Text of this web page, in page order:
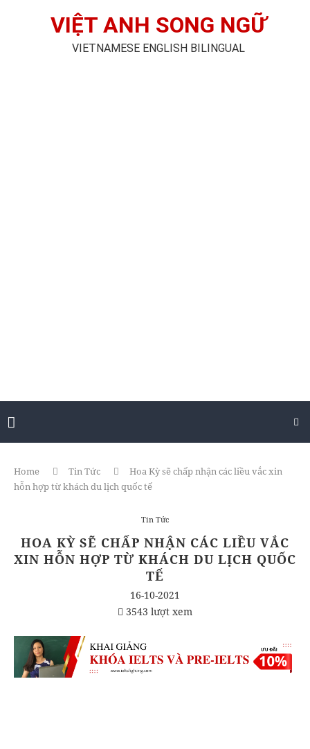
VIỆT ANH SONG NGỮ
VIETNAMESE ENGLISH BILINGUAL
Home Tin Tức
Hoa Kỳ sẽ chấp nhận các liều vắc xin
hỗn hợp từ khách du lịch quốc tế
Tin Tức
HOA KỲ SẼ CHẤP NHẬN CÁC LIỀU VẮC
XIN HỖN HỢP TỪ KHÁCH DU LỊCH QUỐC
TẾ
16-10-2021
3543 lượt xem